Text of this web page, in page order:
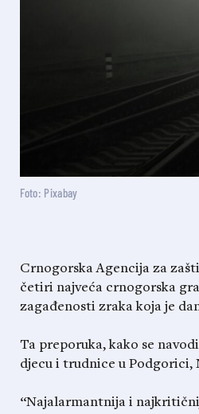
Foto: Pixabay
Crnogorska Agencija za
četiri najveća crnogorska
zagađenosti zraka koja je
Ta preporuka, kako se
djecu i trudnice u Podgorici,
“Najalarmantnija i